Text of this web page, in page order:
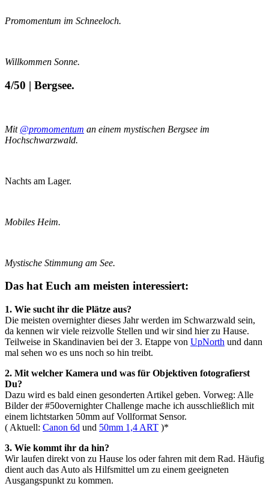
Promomentum im Schneeloch.
Willkommen Sonne.
4/50 | Bergsee.
Mit @promomentum an einem mystischen Bergsee im
Hochschwarzwald.
Nachts am Lager.
Mobiles Heim.
Mystische Stimmung am See.
Das hat Euch am meisten interessiert:
1. Wie sucht ihr die Plätze aus?
Die meisten overnighter dieses Jahr werden im Schwarzwald sein,
da kennen wir viele reizvolle Stellen und wir sind hier zu Hause.
Teilweise in Skandinavien bei der 3. Etappe von UpNorth und dann
mal sehen wo es uns noch so hin treibt.
2. Mit welcher Kamera und was für Objektiven fotografierst
Du?
Dazu wird es bald einen gesonderten Artikel geben. Vorweg: Alle
Bilder der #50overnighter Challenge mache ich ausschließlich mit
einem lichtstarken 50mm auf Vollformat Sensor.
( Aktuell: Canon 6d und 50mm 1,4 ART )*
3. Wie kommt ihr da hin?
Wir laufen direkt von zu Hause los oder fahren mit dem Rad. Häufig
dient auch das Auto als Hilfsmittel um zu einem geeigneten
Ausgangspunkt zu kommen.